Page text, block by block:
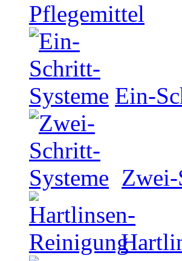
Pflegemittel
Ein-
Zwei-